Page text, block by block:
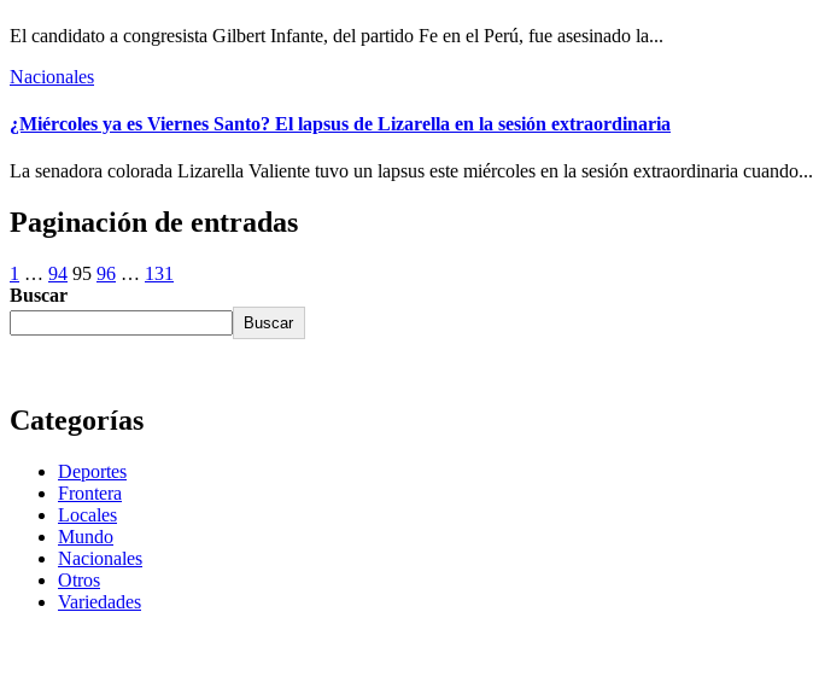
El candidato a congresista Gilbert Infante, del partido Fe en el Perú, fue asesinado la...
Nacionales
¿Miércoles ya es Viernes Santo? El lapsus de Lizarella en la sesión extraordinaria
La senadora colorada Lizarella Valiente tuvo un lapsus este miércoles en la sesión extraordinaria cuando...
Paginación de entradas
1 … 94 95 96 … 131
Buscar
Buscar
Categorías
Deportes
Frontera
Locales
Mundo
Nacionales
Otros
Variedades